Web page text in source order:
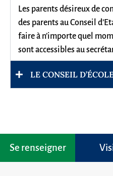
Les parents désireux de
des parents au Conseil
faire à n’importe quel
sont accessibles au
LE CONSEIL
Se renseigner